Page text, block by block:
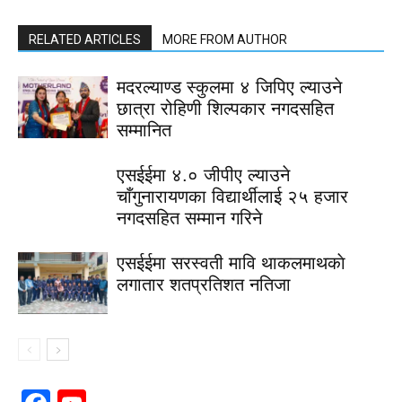
RELATED ARTICLES MORE FROM AUTHOR
मदरल्याण्ड स्कुलमा ४ जिपिए ल्याउने
छात्रा रोहिणी शिल्पकार नगदसहित
सम्मानित
एसईईमा ४.० जीपीए ल्याउने
चाँगुनारायणका विद्यार्थीलाई २५ हजार
नगदसहित सम्मान गरिने
एसईईमा सरस्वती मावि थाकलमाथकाे
लगातार शतप्रतिशत नतिजा